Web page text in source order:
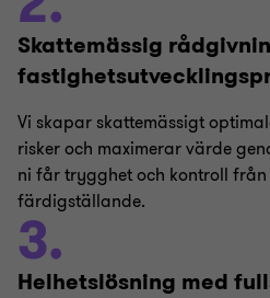
Skattemässig
Vi skapar skattemässigt
risker och maximerar värde
ni får trygghet och kontroll
färdigställande.
3.
Helhetslösning med